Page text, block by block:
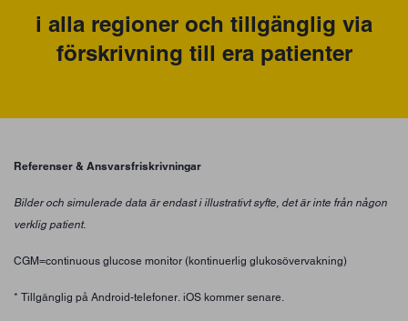
i alla regioner och tillgänglig via
förskrivning till era patienter
Referenser & Ansvarsfriskrivningar
Bilder och simulerade data är endast i illustrativt syfte, det är inte från någon
verklig patient.
CGM=continuous glucose monitor (kontinuerlig glukosövervakning)
* Tillgänglig på Android-telefoner. iOS kommer senare.